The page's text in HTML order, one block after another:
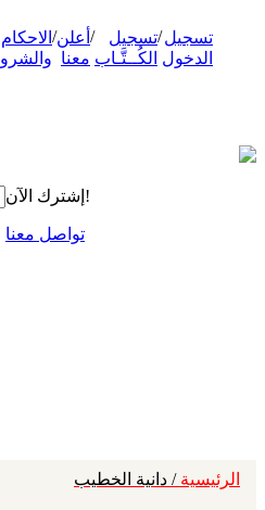
تسجيل
الدخول
/تسجيل
الكُــتَّـاب
/ أعلن
معنا
/ الاحكام
إشترك الآن!
تواصل معنا
الرئيسية / دانية الخطيب